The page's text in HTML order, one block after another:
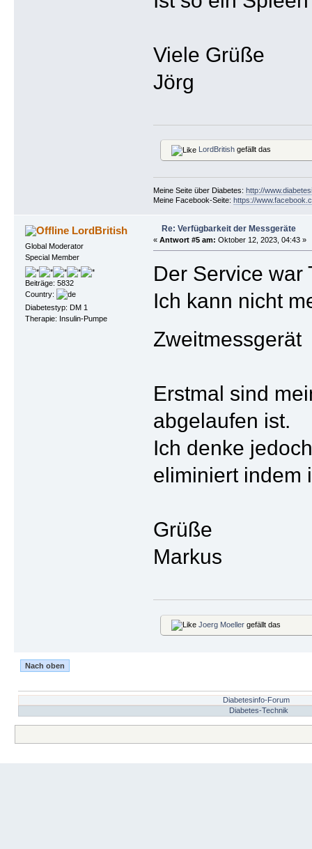
Viele Grüße
Jörg
LordBritishgefällt das
Meine Seite über Diabetes: http://
Meine Facebook-Seite: https://
LordBritish
Global Moderator
Special Member
Beiträge: 5832
Country:
Diabetestyp: DM 1
Therapie: Insulin-Pumpe
Re: Verfügbarkeit der Messgeräte
« Antwort #5 am: Oktober 12, 2023, 04:43 »
Der Service war
Ich kann nicht
Zweitmessgerät
Erstmal sind
abgelaufen ist.
Ich denke
eliminiert indem
Grüße
Markus
Joerg Moellergefällt das
Nach oben
Diabetesinfo-Forum
Diabetes-Technik